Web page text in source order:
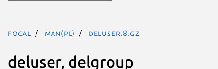
focal man(pl) deluser.8.gz
deluser, delgroup